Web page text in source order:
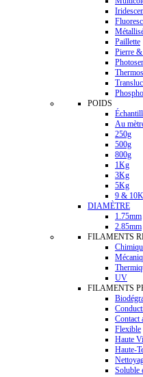
Paillette
Pierre
POIDS
Au
250g
500g
800g
1Kg
3Kg
5Kg
9 &
DIAMÈTRE
1.75mm
2.85mm
FILAMENTS
UV
FILAMENTS
Contact
Flexible
Haute
Haute-
Soluble